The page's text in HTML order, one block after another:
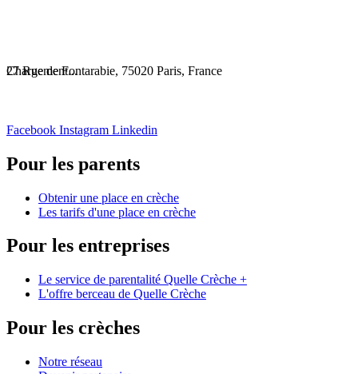
Chargement...
27 Rue de Fontarabie, 75020 Paris, France
Facebook Instagram Linkedin
Pour les parents
Obtenir une place en crèche
Les tarifs d'une place en crèche
Pour les entreprises
Le service de parentalité Quelle Crèche +
L'offre berceau de Quelle Crèche
Pour les crèches
Notre réseau